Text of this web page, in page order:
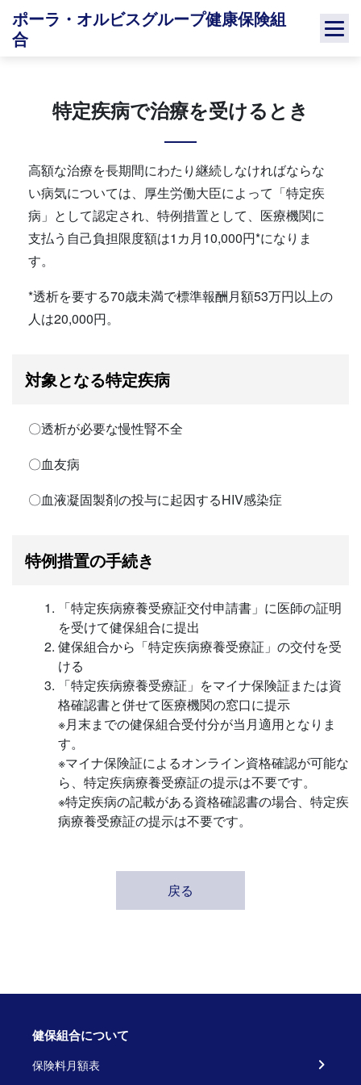
Skip
content
ポーラ・オルビスグループ健康保険組
合
特定疾病で治療を受けるとき
高額な治療を長期間にわたり継続しなければならな
い病気については、厚生労働大臣によって「特定疾
病」として認定され、特例措置として、医療機関に
支払う自己負担限度額は1カ月10,000円*になりま
す。
*透析を要する70歳未満で標準報酬月額53万円以上の
人は20,000円。
対象となる特定疾病
〇透析が必要な慢性腎不全
〇血友病
〇血液凝固製剤の投与に起因するHIV感染症
特例措置の手続き
「特定疾病療養受療証交付申請書」に医師の証明
を受けて健保組合に提出
健保組合から「特定疾病療養受療証」の交付を受
ける
「特定疾病療養受療証」をマイナ保険証または資
格確認書と併せて医療機関の窓口に提示
※月末までの健保組合受付分が当月適用となりま
す。
※マイナ保険証によるオンライン資格確認が可能な
ら、特定疾病療養受療証の提示は不要です。
※特定疾病の記載がある資格確認書の場合、特定疾
病療養受療証の提示は不要です。
戻る
健保組合について
保険料月額表